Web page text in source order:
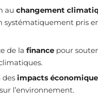
au changement
systématiquement pris
de la finance pour
des impacts
l’environnement.